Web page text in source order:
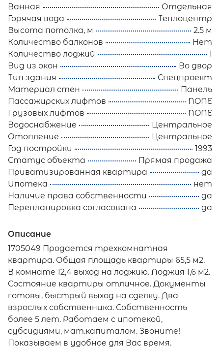
Ванная
Отдельная
Горячая вода
Теплоцентр
Высота потолка, м
2.5 м
Количество балконов
Нет
Количество лоджий
1
Вид из окон
Во двор
Тип здания
Спецпроект
Материал стен
Панель
Пассажирских лифтов
NONE
Грузовых лифтов
NONE
Водоснабжение
Центральное
Отопление
Центральное
Год постройки
1993
Статус объекта
Прямая продажа
Приватизированная квартира
да
Ипотека
нет
Наличие права собственности
да
Перепланировка согласована
да
Описание
1705049 Продается трехкомнатная
квартира. Общая площадь квартиры 65,5 м2.
В комнате 12,4 выход на лоджию. Лоджия 1,6 м2.
Состояние квартиры отличное. Документы
готовы, быстрый выход на сделку. Два
взрослых собственника. Собственность
более 5 лет. Работаем с ипотекой,
субсидиями, мат.капиталом. Звоните!
Показываем в удобное для Вас время.